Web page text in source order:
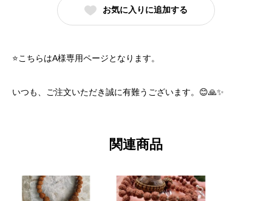
お気に入りに追加する
⭐️こちらはA様専用ページとなります。
いつも、ご注文いただき誠に有難うございます。😊🙏✨
関連商品